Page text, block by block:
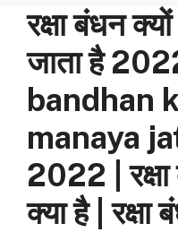
रक्षा बंधन
जाता है
bandhan
manaya
2022 |
क्या है |